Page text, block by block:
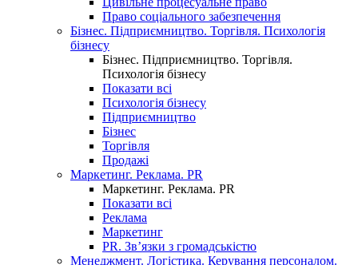
Право соціального забезпечення
Бізнес. Підприємництво. Торгівля. Психологія
бізнесу
Бізнес. Підприємництво. Торгівля.
Психологія бізнесу
Показати всі
Психологія бізнесу
Підприємництво
Бізнес
Торгівля
Продажі
Маркетинг. Реклама. PR
Маркетинг. Реклама. PR
Показати всі
Реклама
Маркетинг
PR. Зв’язки з громадськістю
Менеджмент. Логістика. Керування персоналом.